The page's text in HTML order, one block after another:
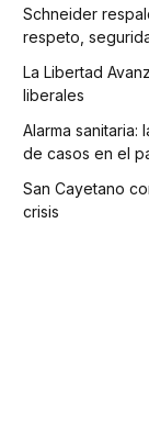
Schneider
respeto,
La Libertad
liberales
Alarma sanitaria:
de casos en el
San Cayetano
crisis